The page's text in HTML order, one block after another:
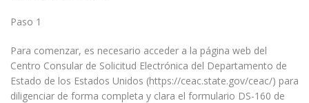
Paso 1
Para comenzar, es necesario acceder a la página web del
Centro Consular de Solicitud Electrónica del Departamento de
Estado de los Estados Unidos (https://ceac.state.gov/ceac/) para
diligenciar de forma completa y clara el formulario DS-160 de